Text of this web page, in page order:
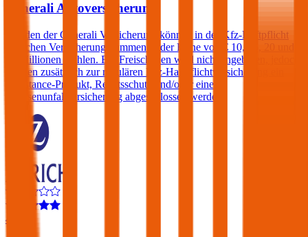
Generali Autoversicherung
Kunden der Generali Versicherung können in der Kfz-Haftpflicht
zwischen Versicherungssummen in der Höhe von € 10, 15, 20 und
25 Millionen wählen. Ein Freischaden wird nicht angeboten, jedoch
können zusätzlich zur regulären Kfz-Haftpflichtversicherung ein
Assistance-Produkt, Rechtsschutz und/oder eine
Insassenunfallversicherung abgeschlossen werden.
4,2